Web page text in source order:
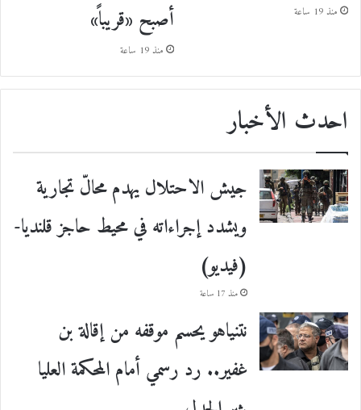
منذ 19 ساعة
أصبح «قريباً»
منذ 19 ساعة
احدث الأخبار
جيش الاحتلال يهدم محالّ تجارية
ويشدد إجراءاته في محيط حاجز قلنديا-
(فيديو)
منذ 17 ساعة
نتنياهو يحسم موقفه من إقالة بن
غفير.. رد رسمي أمام المحكمة العليا